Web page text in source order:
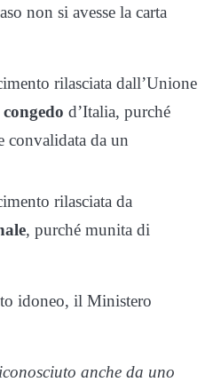
non si avesse la carta
rilasciata dall’Unione
d’Italia, purché
convalidata da un
rilasciata da
, purché munita di
idoneo, il Ministero
anche da uno